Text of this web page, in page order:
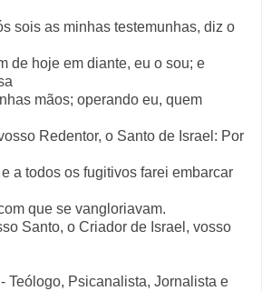
sois as minhas testemunhas, diz o
de hoje em diante, eu o sou; e
mãos; operando eu, quem
Redentor, o Santo de Israel: Por
a todos os fugitivos farei embarcar
que se vangloriavam.
Santo, o Criador de Israel, vosso
Teólogo, Psicanalista, Jornalista e